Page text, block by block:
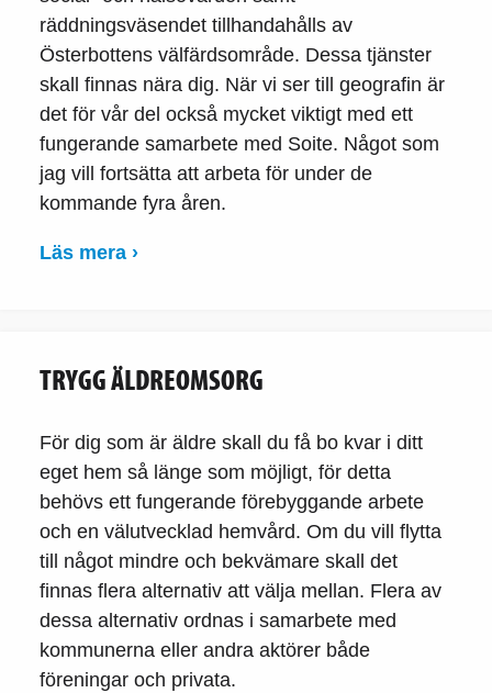
räddningsväsendet tillhandahålls av
Österbottens välfärdsområde. Dessa tjänster
skall finnas nära dig. När vi ser till geografin är
det för vår del också mycket viktigt med ett
fungerande samarbete med Soite. Något som
jag vill fortsätta att arbeta för under de
kommande fyra åren.
Läs mera ›
TRYGG ÄLDREOMSORG
För dig som är äldre skall du få bo kvar i ditt
eget hem så länge som möjligt, för detta
behövs ett fungerande förebyggande arbete
och en välutvecklad hemvård. Om du vill flytta
till något mindre och bekvämare skall det
finnas flera alternativ att välja mellan. Flera av
dessa alternativ ordnas i samarbete med
kommunerna eller andra aktörer både
föreningar och privata.